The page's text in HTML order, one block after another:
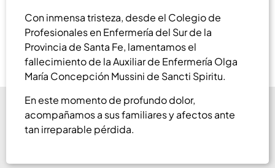
Con inmensa tristeza, desde el Colegio de
Profesionales en Enfermería del Sur de la
Provincia de Santa Fe, lamentamos el
fallecimiento de la Auxiliar de Enfermería Olga
María Concepción Mussini de Sancti Spiritu.
En este momento de profundo dolor,
acompañamos a sus familiares y afectos ante
tan irreparable pérdida.